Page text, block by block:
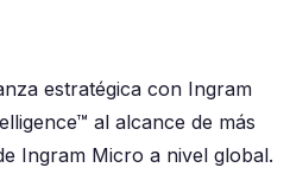
estratégica con Ingram
al alcance de más
Ingram Micro a nivel global.